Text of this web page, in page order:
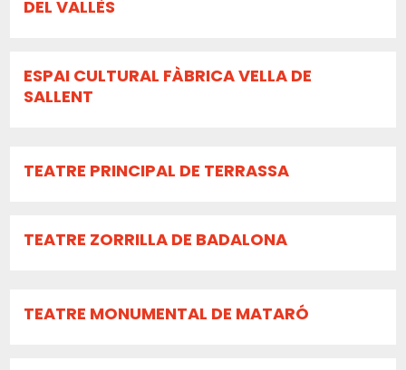
DEL VALLÈS
ESPAI CULTURAL FÀBRICA VELLA DE
SALLENT
TEATRE PRINCIPAL DE TERRASSA
TEATRE ZORRILLA DE BADALONA
TEATRE MONUMENTAL DE MATARÓ